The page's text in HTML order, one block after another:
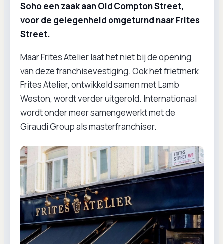
Soho een zaak aan Old Compton Street,
voor de gelegenheid omgeturnd naar Frites
Street.
Maar Frites Atelier laat het niet bij de opening
van deze franchisevestiging. Ook het frietmerk
Frites Atelier, ontwikkeld samen met Lamb
Weston, wordt verder uitgerold. Internationaal
wordt onder meer samengewerkt met de
Giraudi Group als masterfranchiser.